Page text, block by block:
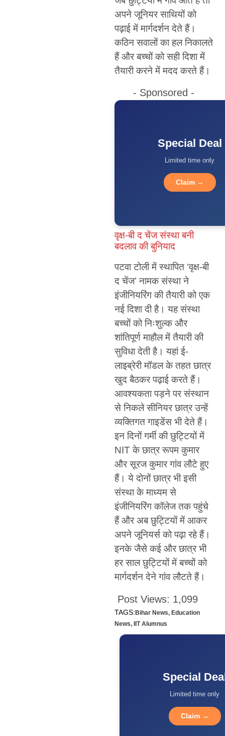
अपने जूनियर साथियों को
पढ़ाई में मार्गदर्शन देते हैं।
कठिन सवालों का हल निकालते
हैं और बच्चों को सही दिशा में
तैयारी करने में मदद करते हैं।
- Sponsored -
Special Deal
Limited time only
Claim →
वृक्ष-बी द चेंज संस्था बनी
बदलाव की बुनियाद
पटवा टोली में स्थापित ‘वृक्ष-बी
द चेंज’ नामक संस्था ने
इंजीनियरिंग की तैयारी को एक
नई दिशा दी है। यह संस्था
बच्चों को निःशुल्क और
शांतिपूर्ण माहौल में तैयारी की
सुविधा देती है। यहां ई-
लाइब्रेरी मॉडल के तहत छात्र
खुद बैठकर पढ़ाई करते हैं।
आवश्यकता पड़ने पर संस्थान
से निकले सीनियर छात्र उन्हें
व्यक्तिगत गाइडेंस भी देते हैं।
इन दिनों गर्मी की छुट्टियों में
NIT के छात्र रूपम कुमार
और सूरज कुमार गांव लौटे हुए
हैं। ये दोनों छात्र भी इसी
संस्था के माध्यम से
इंजीनियरिंग कॉलेज तक पहुंचे
हैं और अब छुट्टियों में आकर
अपने जूनियर्स को पढ़ा रहे हैं।
इनके जैसे कई और छात्र भी
हर साल छुट्टियों में बच्चों को
मार्गदर्शन देने गांव लौटते हैं।
Post Views: 1,099
TAGS:Bihar News, Education
News, IIT Alumnus
Special
Limited time only
Claim →